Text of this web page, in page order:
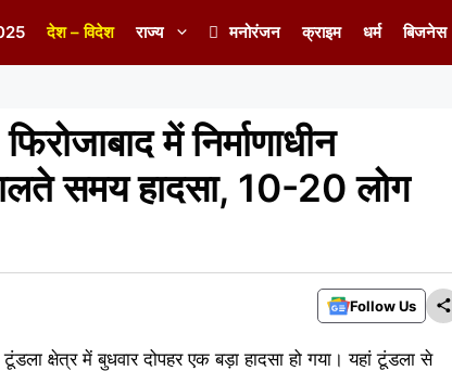
देश – विदेश राज्य मनोरंजन क्राइम धर्म बिजनेस
में निर्माणाधीन
समय हादसा, 10-20 लोग
Follow Us
क्षेत्र में बुधवार दोपहर एक बड़ा हादसा हो गया। यहां टूंडला से